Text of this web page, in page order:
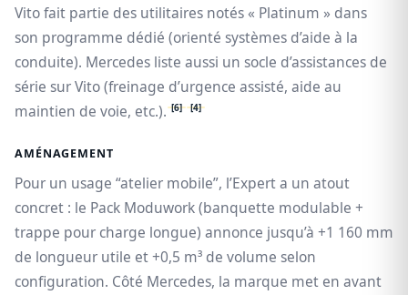
Vito fait partie des utilitaires notés « Platinum » dans
son programme dédié (orienté systèmes d’aide à la
conduite). Mercedes liste aussi un socle d’assistances de
série sur Vito (freinage d’urgence assisté, aide au
maintien de voie, etc.). [6] [4]
AMÉNAGEMENT
Pour un usage “atelier mobile”, l’Expert a un atout
concret : le Pack Moduwork (banquette modulable +
trappe pour charge longue) annonce jusqu’à +1 160 mm
de longueur utile et +0,5 m³ de volume selon
configuration. Côté Mercedes, la marque met en avant